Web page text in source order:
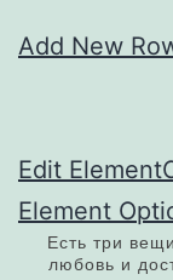
Add New
Edit Element
Element
Есть три
любовь и